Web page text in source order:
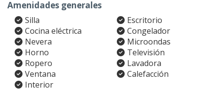
Amenidades generales
Silla
Escritorio
Cocina eléctrica
Congelador
Nevera
Microondas
Horno
Televisión
Ropero
Lavadora
Ventana
Calefacción
Interior